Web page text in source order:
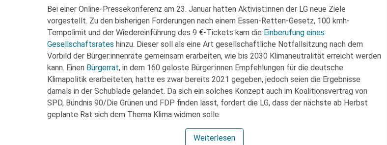
Bei einer Online-Pressekonferenz am 23. Januar hatten Aktivist:innen der LG neue Ziele
vorgestellt. Zu den bisherigen Forderungen nach einem Essen-Retten-Gesetz, 100 kmh-
Tempolimit und der Wiedereinführung des 9 €-Tickets kam die Einberufung eines
Gesellschaftsrates hinzu. Dieser soll als eine Art gesellschaftliche Notfallsitzung nach dem
Vorbild der Bürger:innenräte gemeinsam erarbeiten, wie bis 2030 Klimaneutralität erreicht werden
kann. Einen Bürgerrat, in dem 160 geloste Bürger:innen Empfehlungen für die deutsche
Klimapolitik erarbeiteten, hatte es zwar bereits 2021 gegeben, jedoch seien die Ergebnisse
damals in der Schublade gelandet. Da sich ein solches Konzept auch im Koalitionsvertrag von
SPD, Bündnis 90/Die Grünen und FDP finden lässt, fordert die LG, dass der nächste ab Herbst
geplante Rat sich dem Thema Klima widmen solle.
Weiterlesen